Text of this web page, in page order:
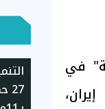
في